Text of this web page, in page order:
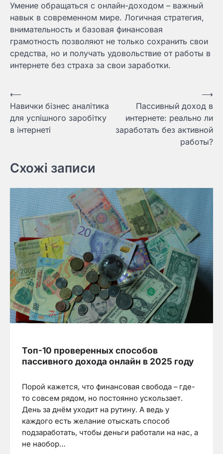
Умение обращаться с онлайн-доходом – важный
навык в современном мире. Логичная стратегия,
внимательность и базовая финансовая
грамотность позволяют не только сохранить свои
средства, но и получать удовольствие от работы в
интернете без страха за свои заработки.
Навигация
по
записям
⟵
Навички бізнес аналітика
для успішного заробітку
в інтернеті
Пассивный доход в
интернете: реально ли
заработать без активной
работы?
⟶
Схожі записи
Топ-10 проверенных способов
пассивного дохода онлайн в 2025 году
Порой кажется, что финансовая свобода – где-
то совсем рядом, но постоянно ускользает.
День за днём уходит на рутину. А ведь у
каждого есть желание отыскать способ
подзаработать, чтобы деньги работали на нас, а
не наобор…